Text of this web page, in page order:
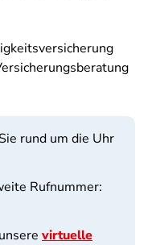
rund um die Uhr
Rufnummer:
virtuelle